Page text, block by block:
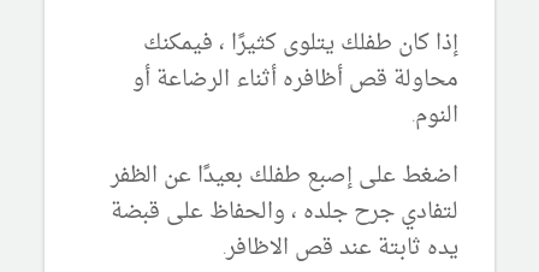
إذا كان طفلك يتلوى كثيرًا ، فيمكنك
محاولة قص أظافره أثناء الرضاعة أو
النوم.
اضغط على إصبع طفلك بعيدًا عن الظفر
لتفادي جرح جلده ، والحفاظ على قبضة
يده ثابتة عند قص الاظافر.